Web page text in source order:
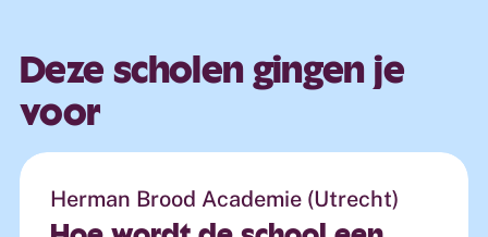
Deze scholen gingen je
voor
Herman Brood Academie (Utrecht)